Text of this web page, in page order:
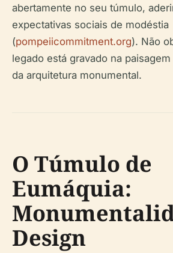
abertamente no seu túmulo,
expectativas sociais de modéstia
(pompeiicommitment.org). Não
legado está gravado na
da arquitetura monumental.
O Túmulo de
Eumáquia:
Design